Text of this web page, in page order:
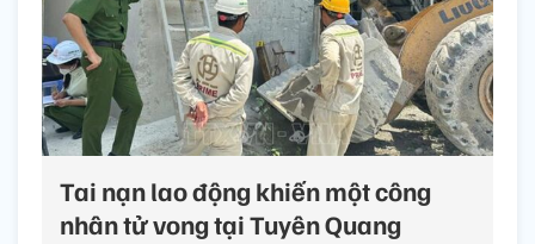
Tai nạn lao động khiến một công
nhân tử vong tại Tuyên Quang